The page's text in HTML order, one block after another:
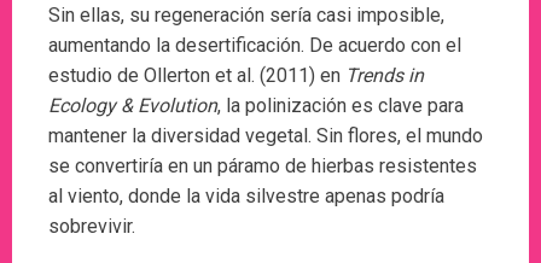
Sin ellas, su regeneración sería casi imposible,
aumentando la desertificación. De acuerdo con el
estudio de Ollerton et al. (2011) en Trends in
Ecology & Evolution, la polinización es clave para
mantener la diversidad vegetal. Sin flores, el mundo
se convertiría en un páramo de hierbas resistentes
al viento, donde la vida silvestre apenas podría
sobrevivir.